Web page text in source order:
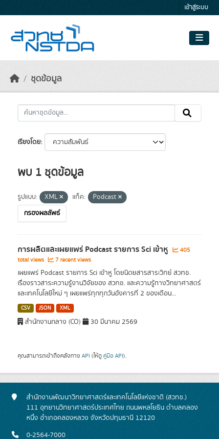
เข้าสู่ระบบ
ชุดข้อมูล
เรียงโดย
พบ 1 ชุดข้อมูล
รูปแบบ: XML แท็ค:
Podcast
กรองผลลัพธ์
การผลิตและเผยแพร่ Podcast รายการ Sci เข้าหู
405
total views
7 recent views
เผยแพร่ Podcast รายการ Sci เข้าหู โดยนิตยสารสาระวิทย์ สวทช.
เรื่องราวสาระความรู้งานวิจัยของ สวทช. และความรู้ทางวิทยาศาสตร์
และเทคโนโลยีใหม่ ๆ เผยแพร่ทุกทุกวันอังคารที่ 2 ของเดือน...
CSV JSON XML
สำนักงานกลาง (CO) 30 มีนาคม 2569
คุณสามารถเข้าถึงคลังทาง API (ให้ดู คู่มือ API).
สำนักงานพัฒนาวิทยาศาสตร์และเทคโนโลยีแห่งชาติ (สวทช.)
111 อุทยานวิทยาศาสตร์ประเทศไทย ถนนพหลโยธิน ตำบลคลอง
หนึ่ง อำเภอคลองหลวง จังหวัดปทุมธานี 12120
0-2564-7000